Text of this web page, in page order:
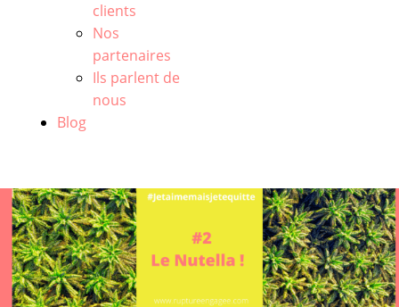
clients
Nos
partenaires
Ils parlent de
nous
Blog